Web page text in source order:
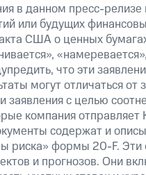
в данном пресс-
или будущих
США о ценных
что эти
могут отличаться
заявления с целью
компания
содержат и
риска» формы 20-F. Эти
и прогнозов. Они